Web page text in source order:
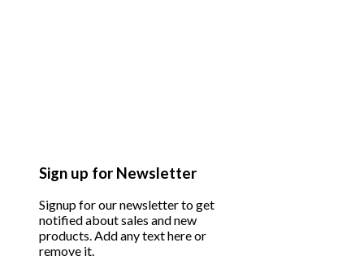
Sign up for Newsletter
Signup for our newsletter to get
notified about sales and new
products. Add any text here or
remove it.